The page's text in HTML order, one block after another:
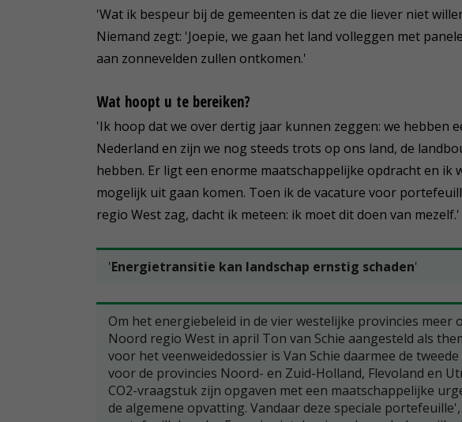
'Wat ik bespeur bij de gemeenten is dat ze die liever niet
Niemand zegt: 'Joepie, we gaan het land volleggen met
aan zonnevelden zullen ontkomen.'
Wat hoopt u te bereiken?
'Ik hoop dat we over dertig jaar kunnen zeggen: we hebben
Nederland en zijn we nog steeds trots op ons land, de
hebben. Er ligt een enorme maatschappelijke opdracht en ik
mogelijk uit gaan komen. Toen ik de vacature voor
regio West zag, dacht ik meteen: ik moet dit doen van mezelf.'
'Energietransitie kan landschap ernstig schaden'
Om het energiebeleid in de vier westelijke provincies meer
Noord regio West in april Ton van Schie aangesteld als
voor het veenweidedossier is Van Schie daarmee de
voor de provincies Noord- en Zuid-Holland, Flevoland en
CO2-vraagstuk zijn opgaven met een maatschappelijke
de algemene opvatting. Vandaar deze speciale